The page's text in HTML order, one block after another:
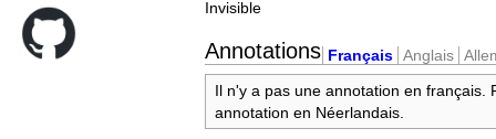
Invisible
Annotations Français Anglais
Il n'y a pas une annotation en français.
annotation en Néerlandais.